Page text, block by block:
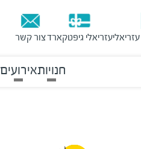
עזריאלי גיפטקארדצור קשר
חנויותאירועים